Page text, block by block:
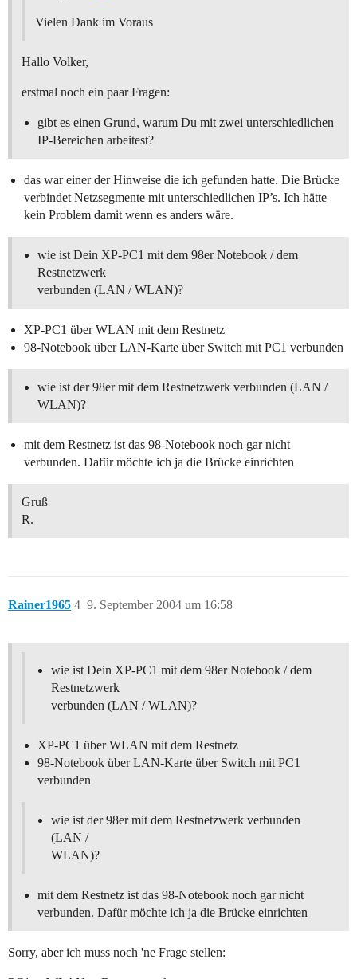
Vielen Dank im Voraus
Hallo Volker,
erstmal noch ein paar Fragen:
gibt es einen Grund, warum Du mit zwei unterschiedlichen
IP-Bereichen arbeitest?
das war einer der Hinweise die ich gefunden hatte. Die Brücke
verbindet Netzsegmente mit unterschiedlichen IP’s. Ich hätte
kein Problem damit wenn es anders wäre.
wie ist Dein XP-PC1 mit dem 98er Notebook / dem
Restnetzwerk
verbunden (LAN / WLAN)?
XP-PC1 über WLAN mit dem Restnetz
98-Notebook über LAN-Karte über Switch mit PC1 verbunden
wie ist der 98er mit dem Restnetzwerk verbunden (LAN /
WLAN)?
mit dem Restnetz ist das 98-Notebook noch gar nicht
verbunden. Dafür möchte ich ja die Brücke einrichten
Gruß
R.
Rainer1965 9. September 2004 um 16:58
4
wie ist Dein XP-PC1 mit dem 98er Notebook / dem
Restnetzwerk
verbunden (LAN / WLAN)?
XP-PC1 über WLAN mit dem Restnetz
98-Notebook über LAN-Karte über Switch mit PC1
verbunden
wie ist der 98er mit dem Restnetzwerk verbunden
(LAN /
WLAN)?
mit dem Restnetz ist das 98-Notebook noch gar nicht
verbunden. Dafür möchte ich ja die Brücke einrichten
Sorry, aber ich muss noch 'ne Frage stellen: